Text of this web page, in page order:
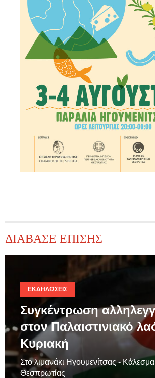
ΔΙΑΒΑΣΕ ΕΠΙΣΗΣ
ΕΚΔΗΛΏΣΕΙΣ
Συγκέντρωση
στον Παλαιστινιακό
Κυριακή
Στο λιμανάκι Ηγουμενίτσας -
Θεσπρωτίας